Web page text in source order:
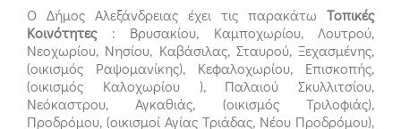
Ο Δήμος Αλεξάνδρειας έχει τις παρακάτω Τοπικές
Κοινότητες : Βρυσακίου, Καμποχωρίου, Λουτρού,
Νεοχωρίου, Νησίου, Καβάσιλας, Σταυρού, Ξεχασμένης,
(οικισμός Ραψομανίκης), Κεφαλοχωρίου, Επισκοπής,
(οικισμός Καλοχωρίου ), Παλαιού Σκυλλιτσίου,
Νεόκαστρου, Αγκαθιάς, (οικισμός Τριλοφιάς),
Προδρόμου, (οικισμοί Αγίας Τριάδας, Νέου Προδρόμου),